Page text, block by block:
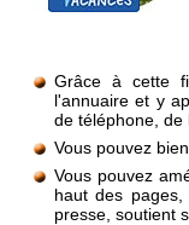
Grâce à cette
l'annuaire et y
de téléphone, de
Vous pouvez
Vous pouvez
haut des
presse, soutient